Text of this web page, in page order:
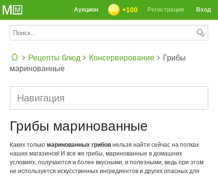
Вход
Регистрация
+100
Аукцион
Рецепты блюд Консервирование
Грибы
маринованные
Навигация
Грибы маринованные
Каких только маринованных грибов нельзя найти сейчас на полках
наших магазинов! И все же грибы, маринованные в домашних
условиях, получаются и более вкусными, и полезными, ведь при этом
не используется искусственных ингредиентов и других опасных для